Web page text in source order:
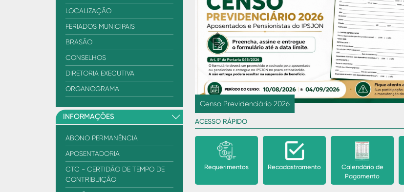
LOCALIZAÇÃO
FERIADOS MUNICIPAIS
BRASÃO
CONSELHOS
DIRETORIA EXECUTIVA
ORGANOGRAMA
INFORMAÇÕES
ABONO PERMANÊNCIA
APOSENTADORIA
CTC - CERTIDÃO DE TEMPO DE
CONTRIBUIÇÃO
Mês de conscientização pelo fim da violência contra mulher
Previous
ACESSO RÁPIDO
Requerimentos Recadastramento
Calendário de
Pagamento